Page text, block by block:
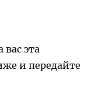
эта
и передайте